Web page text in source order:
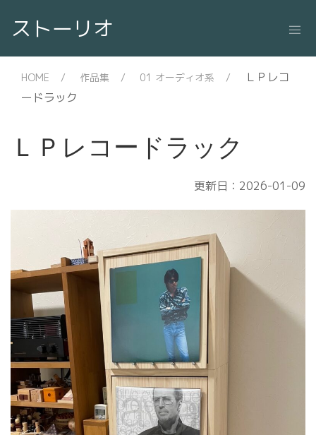
ストーリオ
HOME 作品集 01 オーディオ系
ＬＰレコ
ードラック
ＬＰレコードラック
更新日：2026-01-09